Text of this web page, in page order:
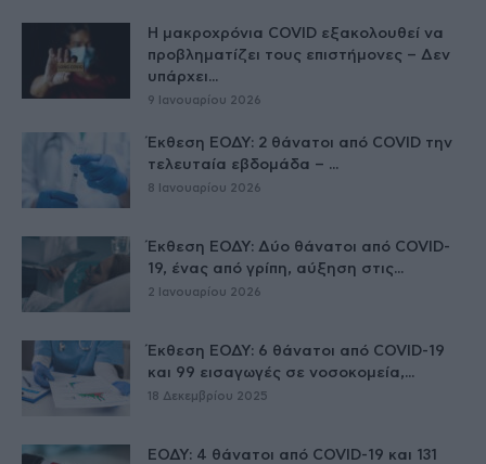
Η μακροχρόνια COVID εξακολουθεί να
προβληματίζει τους επιστήμονες – Δεν
υπάρχει...
9 Ιανουαρίου 2026
Έκθεση ΕΟΔΥ: 2 θάνατοι από COVID την
τελευταία εβδομάδα – ...
8 Ιανουαρίου 2026
Έκθεση ΕΟΔΥ: Δύο θάνατοι από COVID-
19, ένας από γρίπη, αύξηση στις...
2 Ιανουαρίου 2026
Έκθεση ΕΟΔΥ: 6 θάνατοι από COVID-19
και 99 εισαγωγές σε νοσοκομεία,...
18 Δεκεμβρίου 2025
ΕΟΔΥ: 4 θάνατοι από COVID-19 και 131